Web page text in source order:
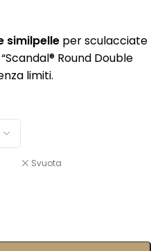
similpelle per sculacciate
Round Double
limiti.
Svuota